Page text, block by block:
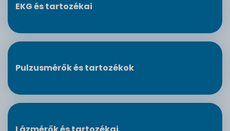
EKG és tartozékai
Pulzusmérők és tartozékok